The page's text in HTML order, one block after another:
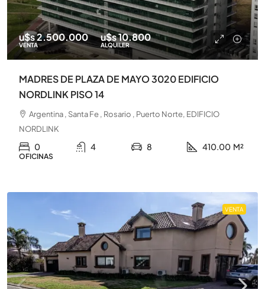
u$s 2.500.000
VENTA
u$s 10.800
ALQUILER
MADRES DE PLAZA DE MAYO 3020 EDIFICIO
NORDLINK PISO 14
Argentina , Santa Fe , Rosario , Puerto Norte, EDIFICIO
NORDLINK
0 4 8 410.00 M²
OFICINAS
VENTA